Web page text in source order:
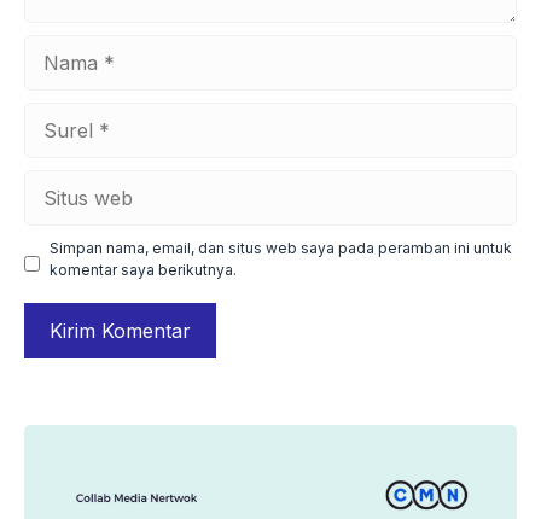
Simpan nama, email, dan situs web saya pada peramban ini untuk
komentar saya berikutnya.